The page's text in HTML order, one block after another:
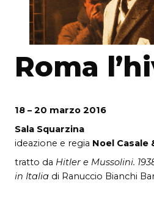
Roma
18 – 20 marzo 2016
Sala Squarzina
ideazione e regia Noel Casale
tratto da Hitler e Mussolini.
in Italia di Ranuccio Bianchi